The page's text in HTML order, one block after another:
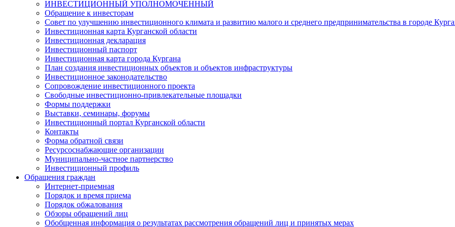
ИНВЕСТИЦИОННЫЙ УПОЛНОМОЧЕННЫЙ
Обращение к инвесторам
Совет по улучшению инвестиционного климата и развитию малого и среднего предпринимательства в городе
Инвестиционная карта Курганской области
Инвестиционная декларация
Инвестиционный паспорт
Инвестиционная карта города Кургана
План создания инвестиционных объектов и объектов инфраструктуры
Инвестиционное законодательство
Сопровождение инвестиционного проекта
Свободные инвестиционно-привлекательные площадки
Формы поддержки
Выставки, семинары, форумы
Инвестиционный портал Курганской области
Контакты
Форма обратной связи
Ресурсоснабжающие организации
Муниципально-частное партнерство
Инвестиционный профиль
Обращения граждан
Интернет-приемная
Порядок и время приема
Порядок обжалования
Обзоры обращений лиц
Обобщенная информация о результатах рассмотрения обращений лиц и принятых мерах